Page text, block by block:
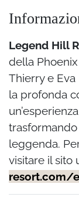
Legend Hill
della
Thierry e
la profonda
leggenda.
visitare il sito
resort.com/